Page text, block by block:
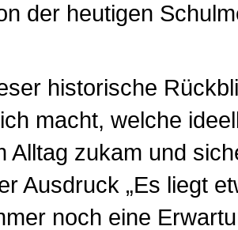
der heutigen
historische
macht, welche
Alltag zukam und
Ausdruck „Es liegt
noch eine